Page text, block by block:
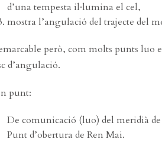
d’una tempesta il·lumina el cel,
mostra l’angulació del trajecte del
però, com molts punts luo
d’angulació.
punt:
De comunicació (luo) del meridià
Punt d’obertura de Ren Mai.